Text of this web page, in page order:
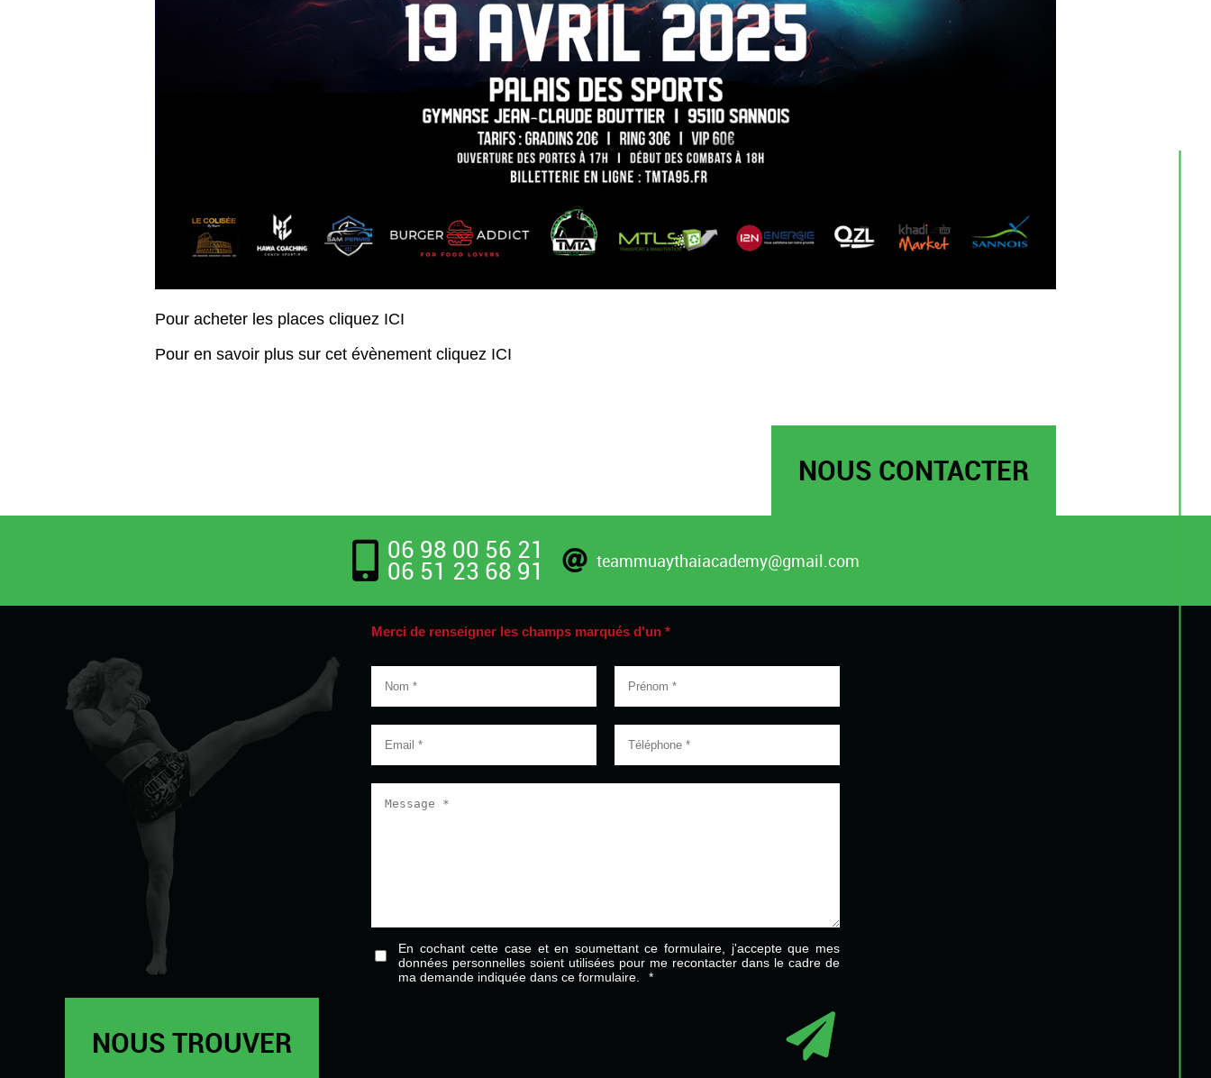
Pour acheter les places cliquez ICI
Pour en savoir plus sur cet évènement cliquez ICI
NOUS CONTACTER
06 98 00 56 21
06 51 23 68 91 teammuaythaiacademy@gmail.com
Merci de renseigner les champs marqués d'un *
En cochant cette case et en soumettant ce formulaire, j'accepte que mes
données personnelles soient utilisées pour me recontacter dans le cadre de
ma demande indiquée dans ce formulaire.
NOUS TROUVER